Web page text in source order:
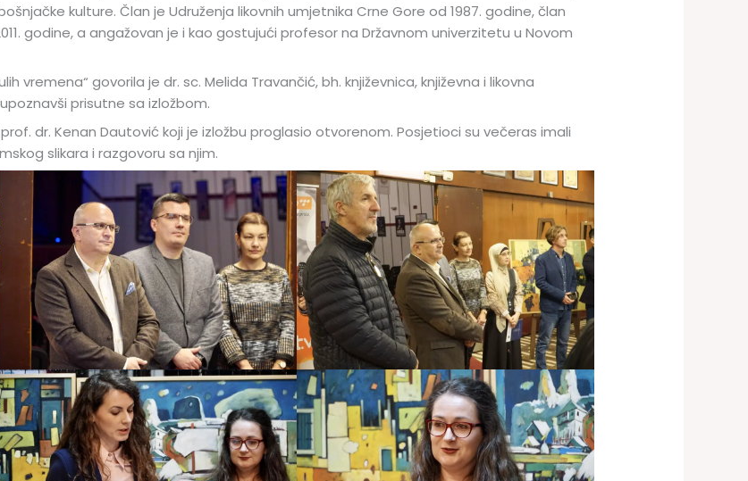
kulture. Član je Udruženja likovnih umjetnika Crne Gore od 1987. godine, član
godine, a angažovan je i kao gostujući profesor na Državnom univerzitetu u Novom
vremena“ govorila je dr. sc. Melida Travančić, bh. književnica, književna i likovna
prisutne sa izložbom.
dr. Kenan Dautović koji je izložbu proglasio otvorenom. Posjetioci su večeras imali
slikara i razgovoru sa njim.